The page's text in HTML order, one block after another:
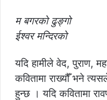
म बगरको ढुङ्गो
ईश्वर मन्दिरको
यदि हामीले वेद, पुराण,
कवितामा राख्यौँ भने
हुन्छ । यदि कवितामा